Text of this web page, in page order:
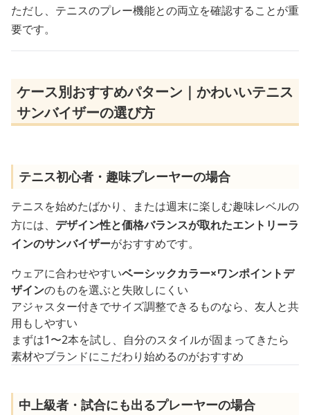
ただし、テニスのプレー機能との両立を確認することが重
要です。
ケース別おすすめパターン｜かわいいテニス
サンバイザーの選び方
テニス初心者・趣味プレーヤーの場合
テニスを始めたばかり、または週末に楽しむ趣味レベルの
方には、 デザイン性と価格バランスが取れたエントリーラ
インのサンバイザーがおすすめです。
ウェアに合わせやすいベーシックカラー×ワンポイントデ
ザインのものを選ぶと失敗しにくい
アジャスター付きでサイズ調整できるものなら、友人と共
用もしやすい
まずは1〜2本を試し、自分のスタイルが固まってきたら
素材やブランドにこだわり始めるのがおすすめ
中上級者・試合にも出るプレーヤーの場合